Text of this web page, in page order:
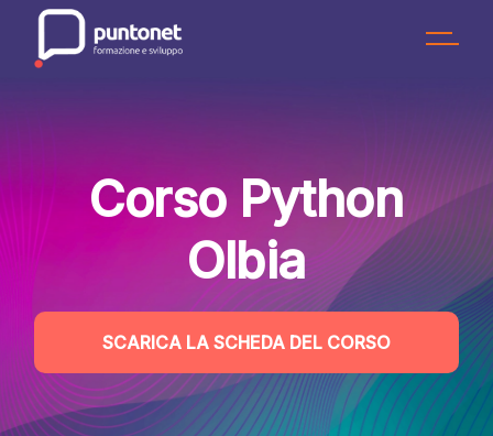
content
Corso Python
Olbia
SCARICA LA SCHEDA DEL CORSO